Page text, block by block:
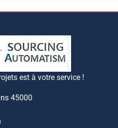
est à votre service !
45000